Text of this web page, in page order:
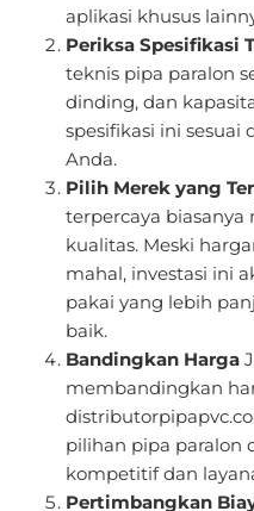
aplikasi khusus
Periksa Spesifikasi
teknis pipa paralon
dinding, dan
spesifikasi ini
Anda.
Pilih Merek yang
terpercaya
kualitas. Meski
mahal, investasi ini
pakai yang lebih
baik.
Bandingkan Harga
membandingkan
pilihan pipa paralon
kompetitif dan
Pertimbangkan